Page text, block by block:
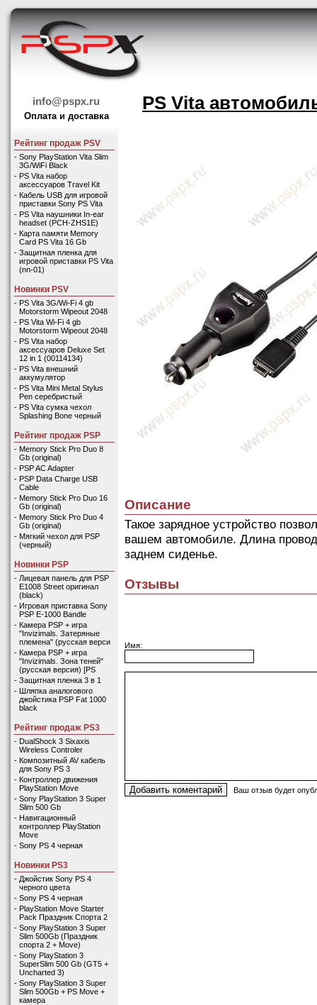
info@pspx.ru
Оплата и доставка
Рейтинг продаж PSV
- Sony PlayStation Vita Slim
3G/WiFi Black
- PS Vita набор
аксессуаров Travel Kit
- Кабель USB для игровой
приставки Sony PS Vita
- PS Vita наушники In-ear
headset (PCH-ZHS1E)
- Карта памяти Memory
Card PS Vita 16 Gb
- Защитная пленка для
игровой приставки PS Vita
(nn-01)
Новинки PSV
- PS Vita 3G/Wi-Fi 4 gb
Motorstorm Wipeout 2048
- PS Vita Wi-Fi 4 gb
Motorstorm Wipeout 2048
- PS Vita набор
аксессуаров Deluxe Set
12 in 1 (00114134)
- PS Vita внешний
аккумулятор
- PS Vita Mini Metal Stylus
Pen серебристый
- PS Vita сумка чехол
Splashing Bone черный
Рейтинг продаж PSP
- Memory Stick Pro Duo 8
Gb (original)
- PSP AC Adapter
- PSP Data Charge USB
Cable
- Memory Stick Pro Duo 16
Gb (original)
- Memory Stick Pro Duo 4
Gb (original)
- Мягкий чехол для PSP
(черный)
Новинки PSP
- Лицевая панель для PSP
E1008 Street оригинал
(black)
- Игровая приставка Sony
PSP E-1000 Bandle
- Камера PSP + игра
"Invizimals. Затеряные
племена" (русская верси
- Камера PSP + игра
"Invizimals. Зона теней"
(русская версия) [PS
- Защитная пленка 3 в 1
- Шляпка аналогового
джойстика PSP Fat 1000
black
Рейтинг продаж PS3
- DualShock 3 Sixaxis
Wireless Controler
- Композитный AV кабель
для Sony PS 3
- Контроллер движения
PlayStation Move
- Sony PlayStation 3 Super
Slim 500 Gb
- Навигационный
контроллер PlayStation
Move
- Sony PS 4 черная
Новинки PS3
- Джойстик Sony PS 4
черного цвета
- Sony PS 4 черная
- PlayStation Move Starter
Pack Праздник Спорта 2
- Sony PlayStation 3 Super
Slim 500Gb (Праздник
спорта 2 + Move)
- Sony PlayStation 3
SuperSlim 500 Gb (GT5 +
Uncharted 3)
- Sony PlayStation 3 Super
Slim 500Gb + PS Move +
камера
PS Vita
Описание
Такое зарядное устройство
вашем автомобиле. Длина
заднем сиденье.
Отзывы
Имя:
Ваш отзыв будет